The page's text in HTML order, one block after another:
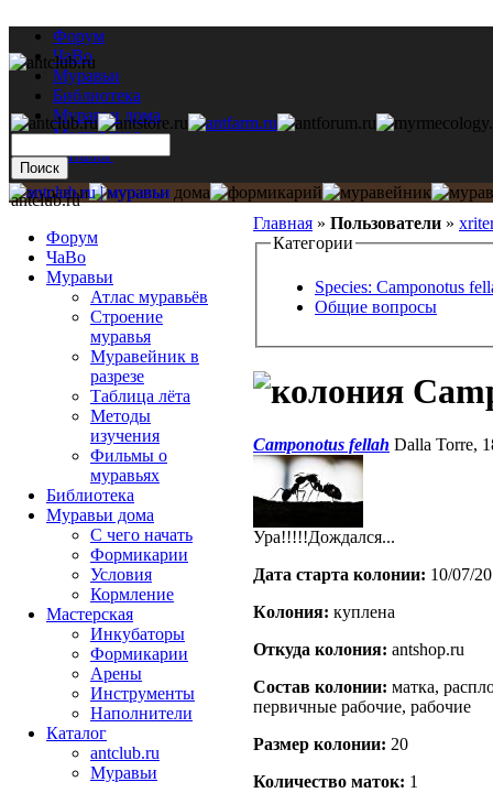
Форум
ЧаВо
Муравьи
Библиотека
Муравьи дома
Мастерская
Каталог
Главная » Пользователи »
Категории
Species: Camponotus
Общие вопросы
Camponotus fellah Dalla Torre,
Ура!!!!!Дождался...
Дата старта кoлонии: 10/07/
Кoлония: куплена
Откуда кoлония: antshop.ru
Состав кoлонии: матка,
первичные рабочие, рабочие
Размер кoлонии: 20
Количество маток: 1
antclub.ru
Форум
ЧаВо
Муравьи
Атлас муравьёв
Строение
муравья
Муравейник в
разрезе
Таблица лёта
Методы
изучения
Фильмы о
муравьях
Библиотека
Муравьи дома
С чего начать
Формикарии
Условия
Кормление
Мастерская
Инкубаторы
Формикарии
Арены
Инструменты
Наполнители
Каталог
antclub.ru
Муравьи